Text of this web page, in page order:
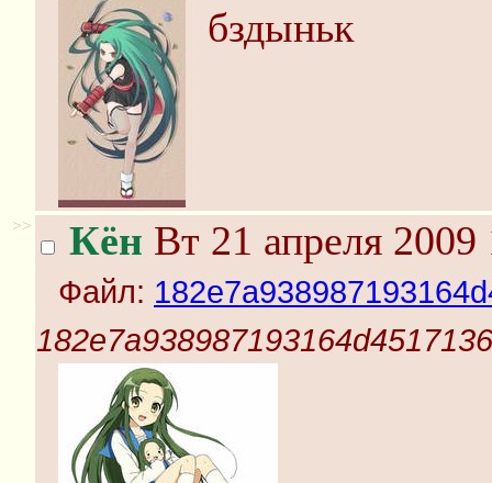
бздыньк
>> Кён Вт 21 апреля 2009
Файл: